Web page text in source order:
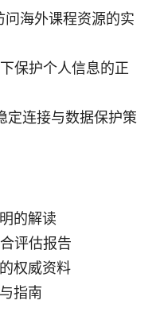
问海外课程资源的实
保护个人信息的正
定连接与数据保护策
的解读
评估报告
权威资料
指南